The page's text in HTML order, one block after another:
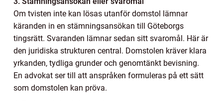
Om tvisten inte kan lösas utanför domstol lämnar
käranden in en stämningsansökan till Göteborgs
tingsrätt. Svaranden lämnar sedan sitt svaromål. Här är
den juridiska strukturen central. Domstolen kräver klara
yrkanden, tydliga grunder och genomtänkt bevisning.
En advokat ser till att anspråken formuleras på ett sätt
som domstolen kan pröva.